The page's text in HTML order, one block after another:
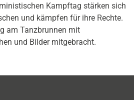
Kampftag stärken sich
und kämpfen für ihre Rechte.
am Tanzbrunnen mit
und Bilder mitgebracht.